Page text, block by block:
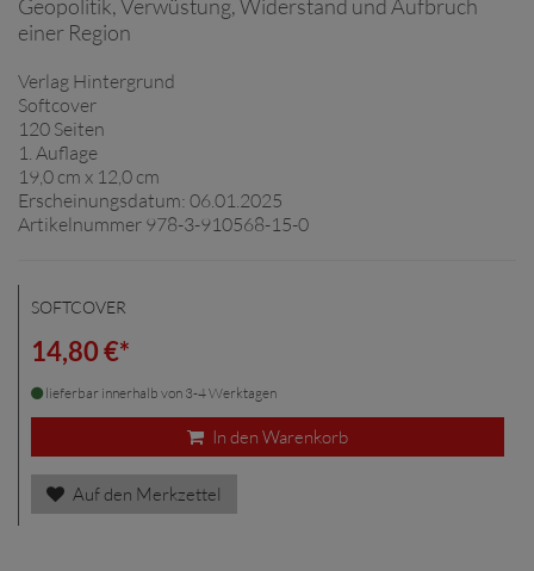
Geopolitik, Verwüstung, Widerstand und Aufbruch
einer Region
Verlag Hintergrund
Softcover
120 Seiten
1. Auflage
19,0 cm x 12,0 cm
Erscheinungsdatum: 06.01.2025
Artikelnummer 978-3-910568-15-0
SOFTCOVER
14,80 €*
lieferbar innerhalb von 3-4 Werktagen
In den Warenkorb
Auf den Merkzettel